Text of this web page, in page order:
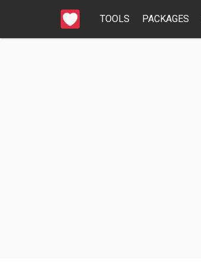
TOOLS PACKAGES